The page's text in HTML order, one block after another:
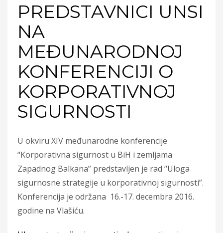
PREDSTAVNICI UNSI
NA
MEĐUNARODNOJ
KONFERENCIJI O
KORPORATIVNOJ
SIGURNOSTI
U okviru XIV međunarodne konferencije
“Korporativna sigurnost u BiH i zemljama
Zapadnog Balkana” predstavljen je rad “Uloga
sigurnosne strategije u korporativnoj sigurnosti”.
Konferencija je održana 16.-17. decembra 2016.
godine na Vlašiću.